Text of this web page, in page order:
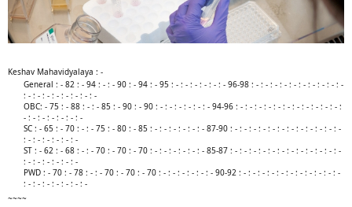
Keshav Mahavidyalaya : -
General : - 82 : - 94 : - : - 90 : - 94 : - 95 : - : - : - : - : - : - 96-98 : - : - : - : - : - : - : - : - : - : -
: - : - : - : - : - : - : - : -
OBC: - 75 : - 88 : - : - 85 : - 90 : - 90 : - : - : - : - : - : - 94-96 : - : - : - : - : - : - : - : - : - : - : - :
- : - : - : - : - : - : -
SC : - 65 : - 70 : - : - 75 : - 80 : - 85 : - : - : - : - : - : - 87-90 : - : - : - : - : - : - : - : - : - : - : - : -
: - : - : - : - : - : -
ST : - 62 : - 68 : - : - 70 : - 70 : - 70 : - : - : - : - : - : - 85-87 : - : - : - : - : - : - : - : - : - : - : - : -
: - : - : - : - : - : -
PWD : - 70 : - 78 : - : - 70 : - 70 : - 70 : - : - : - : - : - : - 90-92 : - : - : - : - : - : - : - : - : - : - : -
: - : - : - : - : - : - : -​
~~~~